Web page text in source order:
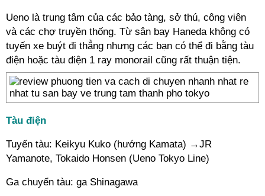
Ueno là trung tâm của các bảo tàng, sở thú, công viên
và các chợ truyền thống. Từ sân bay Haneda không có
tuyến xe buýt đi thẳng nhưng các bạn có thể đi bằng tàu
điện hoặc tàu điện 1 ray monorail cũng rất thuận tiện.
Tàu điện
Tuyến tàu: Keikyu Kuko (hướng Kamata) →JR
Yamanote, Tokaido Honsen (Ueno Tokyo Line)
Ga chuyển tàu: ga Shinagawa